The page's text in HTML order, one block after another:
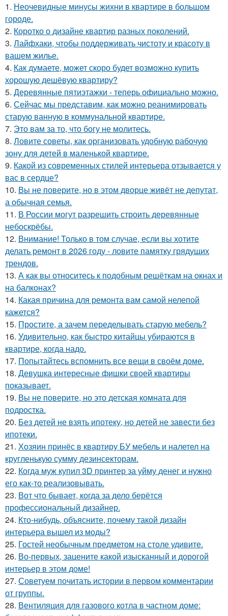
1. Неочевидные минусы жихни в квартире в большом
городе.
2. Коротко о дизайне квартир разных поколений.
3. Лайфхаки, чтобы поддерживать чистоту и красоту в
вашем жилье.
4. Как думаете, может скоро будет возможно купить
хорошую дешёвую квартиру?
5. Деревянные пятиэтажки - теперь официально можно.
6. Сейчас мы представим, как можно реанимировать
старую ванную в коммунальной квартире.
7. Это вам за то, что богу не молитесь.
8. Ловите советы, как организовать удобную рабочую
зону для детей в маленькой квартире.
9. Какой из современных стилей интерьера отзывается у
вас в сердце?
10. Вы не поверите, но в этом дворце живёт не депутат,
а обычная семья.
11. В России могут разрешить строить деревянные
небоскрёбы.
12. Внимание! Только в том случае, если вы хотите
делать ремонт в 2026 году - ловите памятку грядущих
трендов.
13. А как вы относитесь к подобным решёткам на окнах и
на балконах?
14. Какая причина для ремонта вам самой нелепой
кажется?
15. Простите, а зачем переделывать старую мебель?
16. Удивительно, как быстро китайцы убираются в
квартире, когда надо.
17. Попытайтесь вспомнить все вещи в своём доме.
18. Девушка интересные фишки своей квартиры
показывает.
19. Вы не поверите, но это детская комната для
подростка.
20. Без детей не взять ипотеку, но детей не завести без
ипотеки.
21. Хозяин принёс в квартиру БУ мебель и налетел на
кругленькую сумму дезинсекторам.
22. Когда муж купил 3D принтер за уйму денег и нужно
его как-то реализовывать.
23. Вот что бывает, когда за дело берётся
профессиональный дизайнер.
24. Кто-нибудь, объясните, почему такой дизайн
интерьера вышел из моды?
25. Гостей необычным предметом на столе удивите.
26. Во-первых, зацените какой изысканный и дорогой
интерьер в этом доме!
27. Советуем почитать истории в первом комментарии
от группы.
28. Вентиляция для газового котла в частном доме: